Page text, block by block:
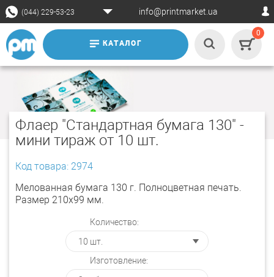
(044) 229-53-23 info@printmarket.ua
КАТАЛОГ
0
Флаер "Стандартная бумага 130" -
мини тираж от 10 шт.
Код товара: 2974
Мелованная бумага 130 г. Полноцветная печать.
Размер 210х99 мм.
Количество:
Изготовление: